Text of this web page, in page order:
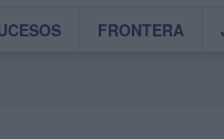
FRONTERA